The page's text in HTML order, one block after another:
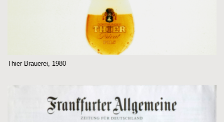
Thier Brauerei, 1980